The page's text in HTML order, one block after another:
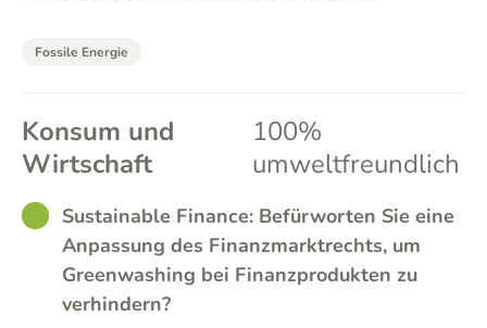
Fossile Energie
Konsum und
Wirtschaft
100%
umweltfreundlich
GOODSustainable Finance: Befürworten Sie eine
Anpassung des Finanzmarktrechts, um
Greenwashing bei Finanzprodukten zu
verhindern?